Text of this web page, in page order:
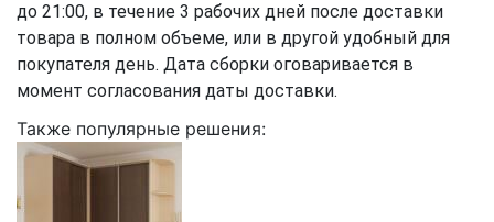
до 21:00, в течение 3 рабочих дней после доставки
товара в полном объеме, или в другой удобный для
покупателя день. Дата сборки оговаривается в
момент согласования даты доставки.
Также популярные решения: